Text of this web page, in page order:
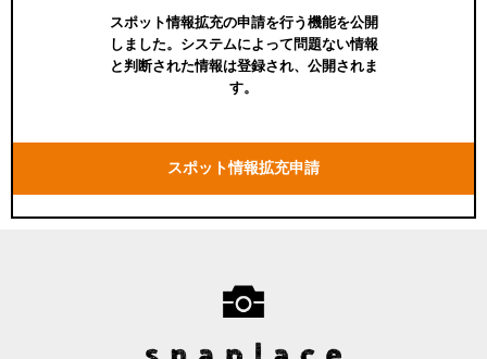
スポット情報拡充の申請を行う機能を公開
しました。システムによって問題ない情報
と判断された情報は登録され、公開されま
す。
スポット情報拡充申請